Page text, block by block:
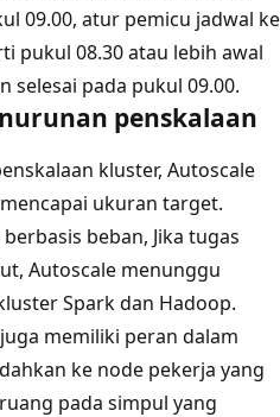
09.00, atur pemicu jadwal ke
pukul 08.30 atau lebih awal
selesai pada pukul 09.00.
penskalaan
kluster, Autoscale
ukuran target.
beban, Jika tugas
Autoscale menunggu
Spark dan Hadoop.
memiliki peran dalam
ke node pekerja yang
pada simpul yang